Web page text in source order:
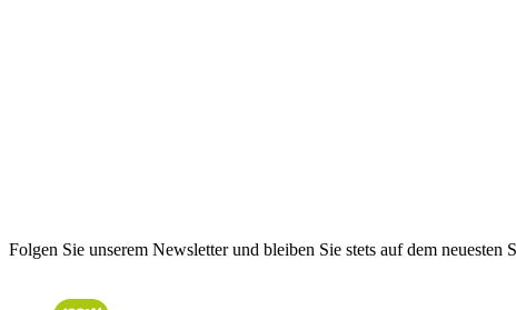
Folgen Sie unserem Newsletter und bleiben Sie stets auf dem neuesten